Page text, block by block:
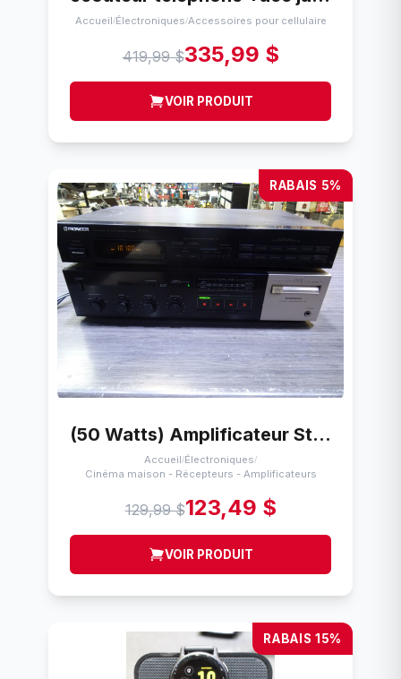
Accueil/Électroniques/Accessoires pour cellulaire
419,99 $335,99 $
VOIR PRODUIT
RABAIS 5%
(50 Watts) Amplificateur Stereo avec recepteur am/fm (Tuner) Pioneer SA-730/f-229
Accueil/Électroniques/
Cinéma maison - Récepteurs - Amplificateurs
129,99 $123,49 $
VOIR PRODUIT
RABAIS 15%